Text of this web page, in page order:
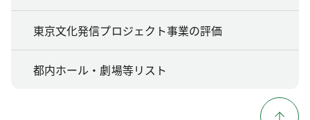
東京文化発信プロジェクト事業の評価
都内ホール・劇場等リスト